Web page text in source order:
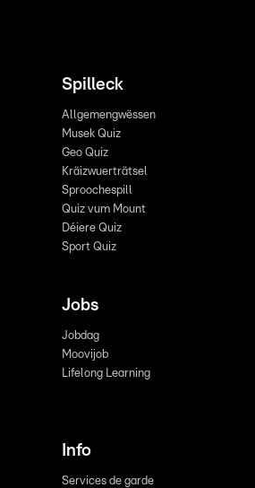
Spilleck
Allgemengwëssen
Musek Quiz
Geo Quiz
Kräizwuerträtsel
Sproochespill
Quiz vum Mount
Déiere Quiz
Sport Quiz
Jobs
Jobdag
Moovijob
Lifelong Learning
Info
Services de garde